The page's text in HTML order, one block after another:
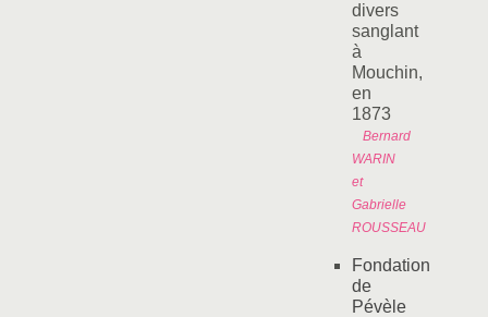
divers
sanglant
à
Mouchin,
en
1873
Bernard
WARIN
et
Gabrielle
ROUSSEAU
Fondation
de
Pévèle